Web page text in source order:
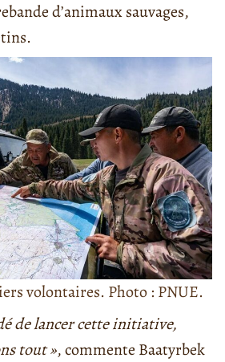
d’animaux sauvages,
volontaires. Photo : PNUE.
de lancer cette initiative,
tout », commente Baatyrbek